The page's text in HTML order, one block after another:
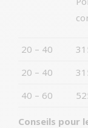
20 – 40
20 – 40
40 – 60
Conseils pour